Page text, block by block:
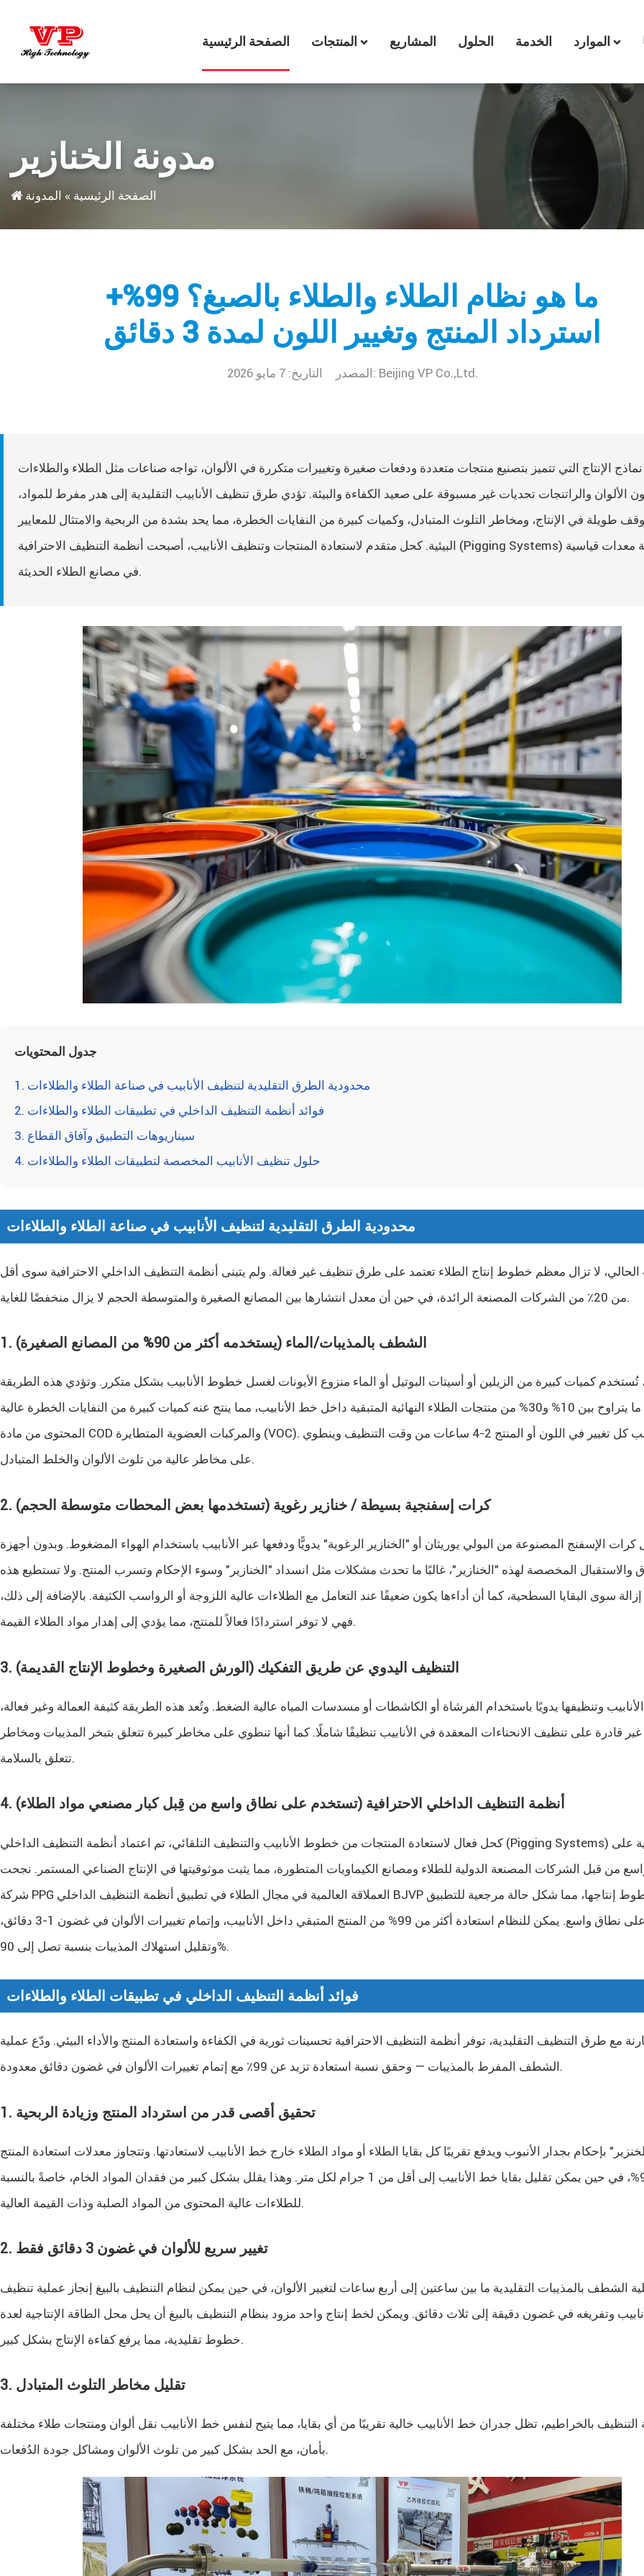
الصفحة الرئيسية المشاريع الحلول الخدمة
مدونة الخنازير
الصفحة الرئيسية » المدونة
ما هو نظام الطلاء والطلاء بالصبغ؟ 99%+
استرداد المنتج وتغيير اللون لمدة 3 دقائق
التاريخ: 7 مايو 2026 المصدر: Beijing VP Co.,Ltd.
الإنتاج التي تتميز بتصنيع منتجات متعددة ودفعات صغيرة وتغييرات متكررة في الألوان، تواجه صناعات مثل الطلاء والطلاءات
الألوان والراتنجات تحديات غير مسبوقة على صعيد الكفاءة والبيئة. تؤدي طرق تنظيف الأنابيب التقليدية إلى هدر مفرط للمواد،
طويلة في الإنتاج، ومخاطر التلوث المتبادل، وكميات كبيرة من النفايات الخطرة، مما يحد بشدة من الربحية والامتثال للمعايير
البيئية. كحل متقدم لاستعادة المنتجات وتنظيف الأنابيب، أصبحت أنظمة التنظيف الاحترافية (Pigging Systems) بسرعة معدات قياسية
في مصانع الطلاء الحديثة.
جدول المحتويات
1. محدودية الطرق التقليدية لتنظيف الأنابيب في صناعة الطلاء والطلاءات
2. فوائد أنظمة التنظيف الداخلي في تطبيقات الطلاء والطلاءات
3. سيناريوهات التطبيق وآفاق القطاع
4. حلول تنظيف الأنابيب المخصصة لتطبيقات الطلاء والطلاءات
محدودية الطرق التقليدية لتنظيف الأنابيب في صناعة الطلاء والطلاءات
لا تزال معظم خطوط إنتاج الطلاء تعتمد على طرق تنظيف غير فعالة. ولم يتبنى أنظمة التنظيف الداخلي الاحترافية سوى أقل
من 20٪ من الشركات المصنعة الرائدة، في حين أن معدل انتشارها بين المصانع الصغيرة والمتوسطة الحجم لا يزال منخفضًا للغاية.
1. الشطف بالمذيبات/الماء (يستخدمه أكثر من 90% من المصانع الصغيرة)
تُستخدم كميات كبيرة من الزيلين أو أسيتات البوتيل أو الماء منزوع الأيونات لغسل خطوط الأنابيب بشكل متكرر. وتؤدي هذه الطريقة
إلى إزالة ما يتراوح بين 10% و30% من منتجات الطلاء النهائية المتبقية داخل خط الأنابيب، مما ينتج عنه كميات كبيرة من النفايات الخطرة عالية
المحتوى من مادة COD والمركبات العضوية المتطايرة (VOC). عادةً ما يتطلب كل تغيير في اللون أو المنتج 2-4 ساعات من وقت التنظيف وينطوي
على مخاطر عالية من تلوث الألوان والخلط المتبادل.
2. كرات إسفنجية بسيطة / خنازير رغوية (تستخدمها بعض المحطات متوسطة الحجم)
كرات الإسفنج المصنوعة من البولي يوريثان أو "الخنازير الرغوية" يدويًّا ودفعها عبر الأنابيب باستخدام الهواء المضغوط. وبدون أجهزة
والاستقبال المخصصة لهذه "الخنازير"، غالبًا ما تحدث مشكلات مثل انسداد "الخنازير" وسوء الإحكام وتسرب المنتج. ولا تستطيع هذه
إزالة سوى البقايا السطحية، كما أن أداءها يكون ضعيفًا عند التعامل مع الطلاءات عالية اللزوجة أو الرواسب الكثيفة. بالإضافة إلى ذلك،
فهي لا توفر استردادًا فعالاً للمنتج، مما يؤدي إلى إهدار مواد الطلاء القيمة.
3. التنظيف اليدوي عن طريق التفكيك (الورش الصغيرة وخطوط الإنتاج القديمة)
وتنظيفها يدويًا باستخدام الفرشاة أو الكاشطات أو مسدسات المياه عالية الضغط. وتُعد هذه الطريقة كثيفة العمالة وغير فعالة،
غير قادرة على تنظيف الانحناءات المعقدة في الأنابيب تنظيفًا شاملًا. كما أنها تنطوي على مخاطر كبيرة تتعلق بتبخر المذيبات ومخاطر
تتعلق بالسلامة.
4. أنظمة التنظيف الداخلي الاحترافية (تستخدم على نطاق واسع من قِبل كبار مصنعي مواد الطلاء)
كحل فعال لاستعادة المنتجات من خطوط الأنابيب والتنظيف التلقائي، تم اعتماد أنظمة التنظيف الداخلي (Pigging Systems) الاحترافية على
من قبل الشركات المصنعة الدولية للطلاء ومصانع الكيماويات المتطورة، مما يثبت موثوقيتها في الإنتاج الصناعي المستمر. نجحت
شركة PPG العملاقة العالمية في مجال الطلاء في تطبيق أنظمة التنظيف الداخلي BJVP في خطوط إنتاجها، مما شكل حالة مرجعية للتطبيق
الصناعي على نطاق واسع. يمكن للنظام استعادة أكثر من 99% من المنتج المتبقي داخل الأنابيب، وإتمام تغييرات الألوان في غضون 1-3 دقائق،
وتقليل استهلاك المذيبات بنسبة تصل إلى 90%.
فوائد أنظمة التنظيف الداخلي في تطبيقات الطلاء والطلاءات
مع طرق التنظيف التقليدية، توفر أنظمة التنظيف الاحترافية تحسينات ثورية في الكفاءة واستعادة المنتج والأداء البيئي. ودّع عملية
الشطف المفرط بالمذيبات — وحقق نسبة استعادة تزيد عن 99٪ مع إتمام تغييرات الألوان في غضون دقائق معدودة.
1. تحقيق أقصى قدر من استرداد المنتج وزيادة الربحية
بإحكام بجدار الأنبوب ويدفع تقريبًا كل بقايا الطلاء أو مواد الطلاء خارج خط الأنابيب لاستعادتها. وتتجاوز معدلات استعادة المنتج
باستمرار 99%، في حين يمكن تقليل بقايا خط الأنابيب إلى أقل من 1 جرام لكل متر. وهذا يقلل بشكل كبير من فقدان المواد الخام، خاصةً بالنسبة
للطلاءات عالية المحتوى من المواد الصلبة وذات القيمة العالية.
2. تغيير سريع للألوان في غضون 3 دقائق فقط
الشطف بالمذيبات التقليدية ما بين ساعتين إلى أربع ساعات لتغيير الألوان، في حين يمكن لنظام التنظيف بالبيغ إنجاز عملية تنظيف
وتفريغه في غضون دقيقة إلى ثلاث دقائق. ويمكن لخط إنتاج واحد مزود بنظام التنظيف بالبيغ أن يحل محل الطاقة الإنتاجية لعدة
خطوط تقليدية، مما يرفع كفاءة الإنتاج بشكل كبير.
3. تقليل مخاطر التلوث المتبادل
التنظيف بالخراطيم، تظل جدران خط الأنابيب خالية تقريبًا من أي بقايا، مما يتيح لنفس خط الأنابيب نقل ألوان ومنتجات طلاء مختلفة
بأمان، مع الحد بشكل كبير من تلوث الألوان ومشاكل جودة الدُفعات.